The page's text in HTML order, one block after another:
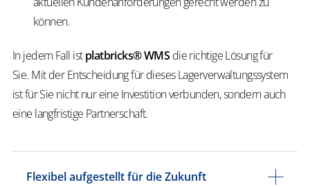
können.
In jedem Fall istplatbricks® WMS die richtige Lösung für
Sie. Mit der Entscheidung für dieses Lagerverwaltungssystem
ist für Sie nicht nur eine Investition verbunden, sondern auch
eine langfristige Partnerschaft.
Flexibel aufgestellt für die Zukunft